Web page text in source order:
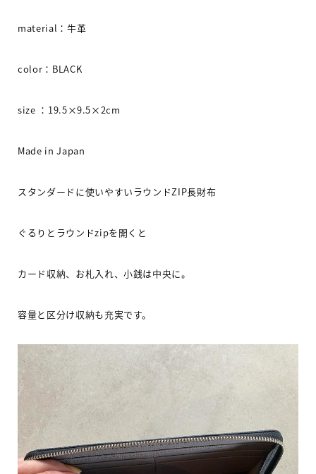
material ：牛革
color ： BLACK
size ： 19.5×9.5×2cm
Made in Japan
スタンダードに使いやすいラウンドZIP長財布
ぐるりとラウンドzipを開くと
カード収納、お札入れ、小銭は中央に。
容量と区分け収納も充実です。